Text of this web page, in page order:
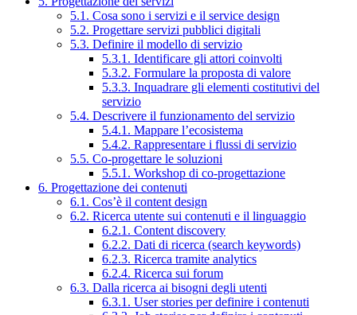
5.1. Cosa sono i servizi e il service design
5.2. Progettare servizi pubblici digitali
5.3. Definire il modello di servizio
5.3.1. Identificare gli attori coinvolti
5.3.2. Formulare la proposta di valore
5.3.3. Inquadrare gli elementi costitutivi del
servizio
5.4. Descrivere il funzionamento del servizio
5.4.1. Mappare l’ecosistema
5.4.2. Rappresentare i flussi di servizio
5.5. Co-progettare le soluzioni
5.5.1. Workshop di co-progettazione
6. Progettazione dei contenuti
6.1. Cos’è il content design
6.2. Ricerca utente sui contenuti e il linguaggio
6.2.1. Content discovery
6.2.2. Dati di ricerca (search keywords)
6.2.3. Ricerca tramite analytics
6.2.4. Ricerca sui forum
6.3. Dalla ricerca ai bisogni degli utenti
6.3.1. User stories per definire i contenuti